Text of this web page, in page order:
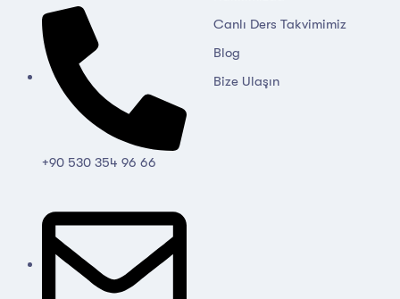
+90 530 354 96 66
Canlı Ders Takvimimiz
Blog
Bize Ulaşın